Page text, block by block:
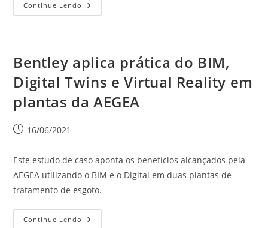
Continue Lendo
Bentley aplica prática do BIM,
Digital Twins e Virtual Reality em
plantas da AEGEA
16/06/2021
Este estudo de caso aponta os benefícios alcançados pela
AEGEA utilizando o BIM e o Digital em duas plantas de
tratamento de esgoto.
Continue Lendo